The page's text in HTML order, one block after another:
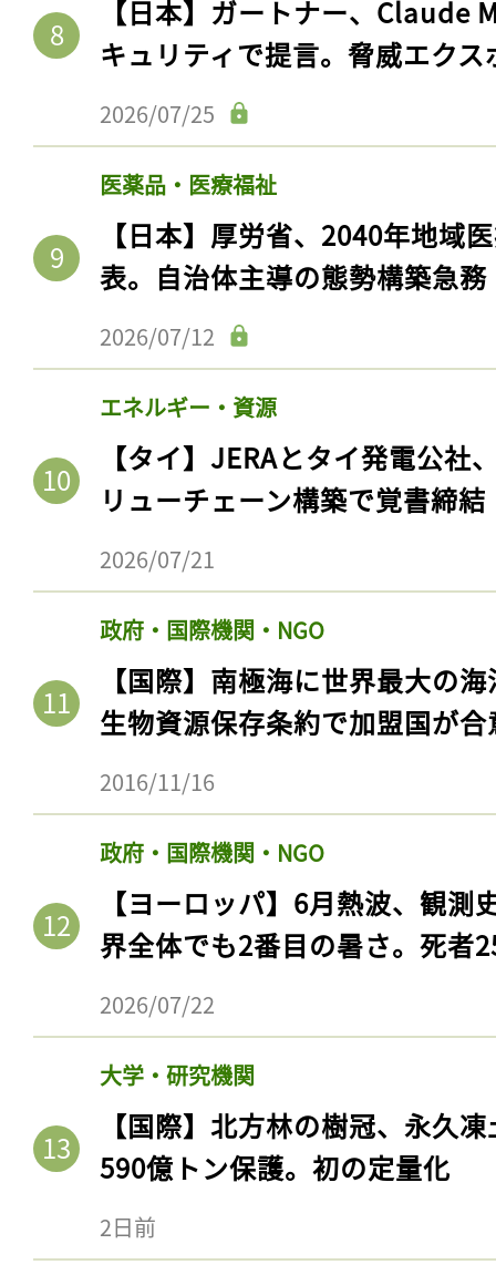
【日本】ガートナー、Claude
キュリティで提言。脅威エク
2026/07/25
医薬品・医療福祉
【日本】厚労省、2040年地域
表。自治体主導の態勢構築急務
2026/07/12
エネルギー・資源
【タイ】JERAとタイ発電公社
リューチェーン構築で覚書締結
2026/07/21
政府・国際機関・NGO
【国際】南極海に世界最大の
生物資源保存条約で加盟国が合
2016/11/16
政府・国際機関・NGO
【ヨーロッパ】6月熱波、観
界全体でも2番目の暑さ。死者
2026/07/22
大学・研究機関
【国際】北方林の樹冠、永久
590億トン保護。初の定量化
2日前